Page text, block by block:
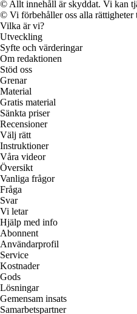
© Allt innehåll är skyddat. Vi kan
© Vi förbehåller oss alla rättigheter
Vilka är vi?
Utveckling
Syfte och värderingar
Om redaktionen
Stöd oss
Grenar
Material
Gratis material
Sänkta priser
Recensioner
Välj rätt
Instruktioner
Våra videor
Översikt
Vanliga frågor
Fråga
Svar
Vi letar
Hjälp med info
Abonnent
Användarprofil
Service
Kostnader
Gods
Lösningar
Gemensam insats
Samarbetspartner